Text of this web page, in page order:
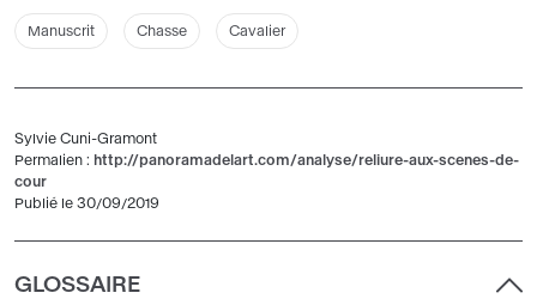
Manuscrit Chasse Cavalier
Sylvie Cuni-Gramont
Permalien : http://panoramadelart.com/analyse/reliure-aux-scenes-de-
cour
Publié le 30/09/2019
GLOSSAIRE